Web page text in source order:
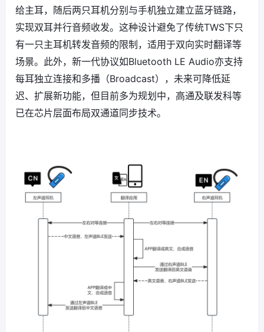
给主耳，随后两只耳机分别与手机独立建立蓝牙链路，
实现双耳并行音频收发。这种设计避免了传统TWS下只
有一只主耳机转发音频的限制，适用于双向实时翻译等
场景。此外，新一代协议如Bluetooth LE Audio亦支持
每耳独立连接和多播（Broadcast），未来可降低延
迟、扩展新功能，但目前多为规划中，高通及联发科等
已在芯片层面布局双通道同步技术。